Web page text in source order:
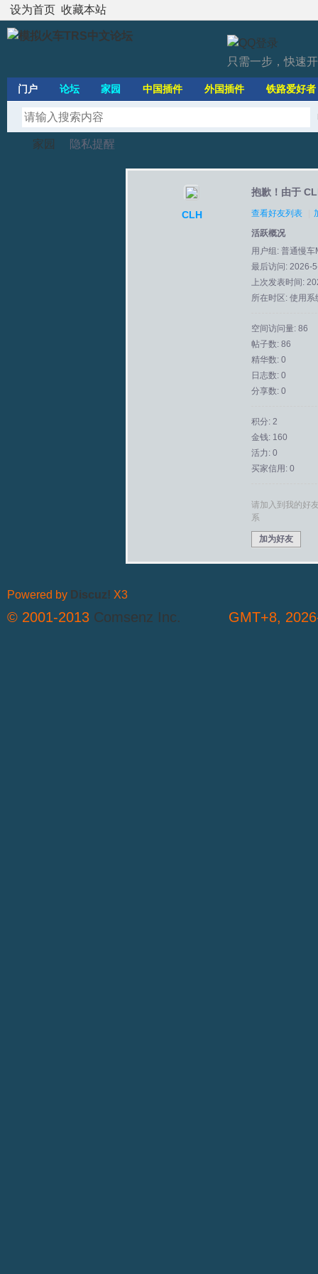
设为首页 收藏本站
只需一步，快速
门户 论坛 家园 中国插件 外国插件 铁路爱好者
家园 隐私提醒
CLH
抱歉！由于
查看好友列表
活跃概况
用户组: 普通慢车
最后访问: 2026-
上次发表时间:
所在时区: 使用系
空间访问量: 86
帖子数: 86
精华数: 0
日志数: 0
分享数: 0
积分: 2
金钱: 160
活力: 0
买家信用: 0
请加入到我的好
系
加为好友
GMT+8,
Powered by Discuz! X3
© 2001-2013 Comsenz Inc.